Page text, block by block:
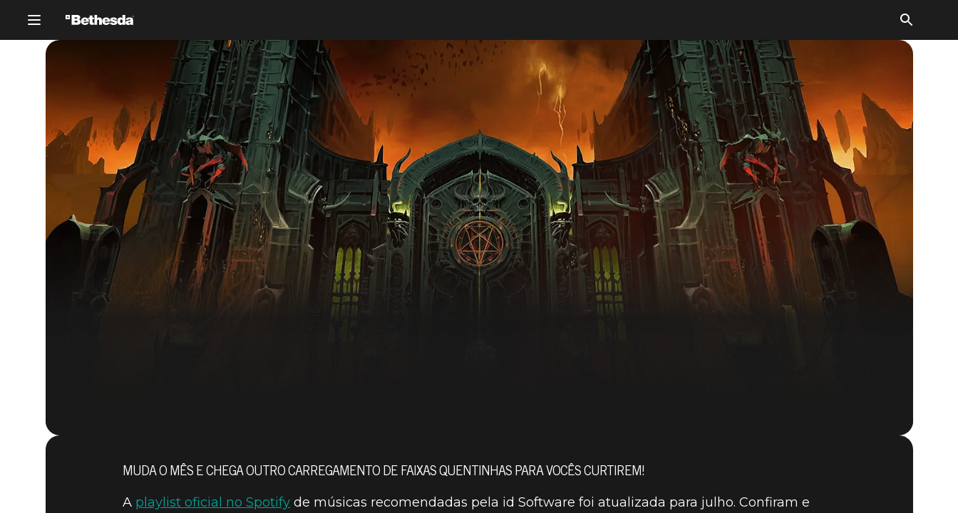
MUDA O MÊS E CHEGA OUTRO CARREGAMENTO DE FAIXAS QUENTINHAS PARA VOCÊS CURTIREM!
A playlist oficial no Spotify de músicas recomendadas pela id Software foi atualizada para julho. Confiram e